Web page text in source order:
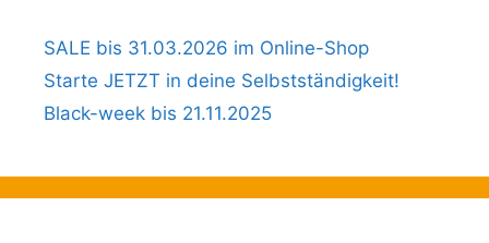
SALE bis 31.03.2026 im Online-Shop
Starte JETZT in deine Selbstständigkeit!
Black-week bis 21.11.2025